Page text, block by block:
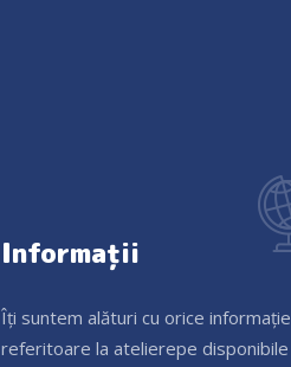
Informații
Îți suntem alături cu orice informație
referitoare la atelierepe disponibile